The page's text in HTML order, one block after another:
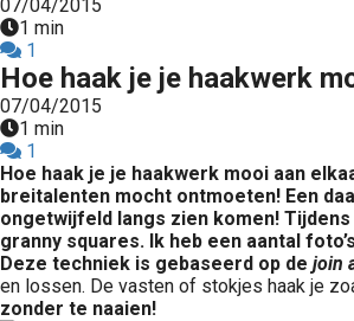
07/04/2015
1 min
1
Hoe haak je je haakwerk
07/04/2015
1 min
1
Hoe haak je je haakwerk mooi aan
breitalenten mocht ontmoeten! Een
ongetwijfeld langs zien komen!
granny squares. Ik heb een aantal
Deze techniek is gebaseerd op de join
en lossen. De vasten of stokjes haak je
zonder te naaien!